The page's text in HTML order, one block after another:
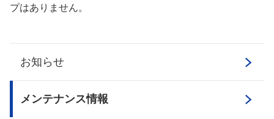
プはありません。
お知らせ
メンテナンス情報